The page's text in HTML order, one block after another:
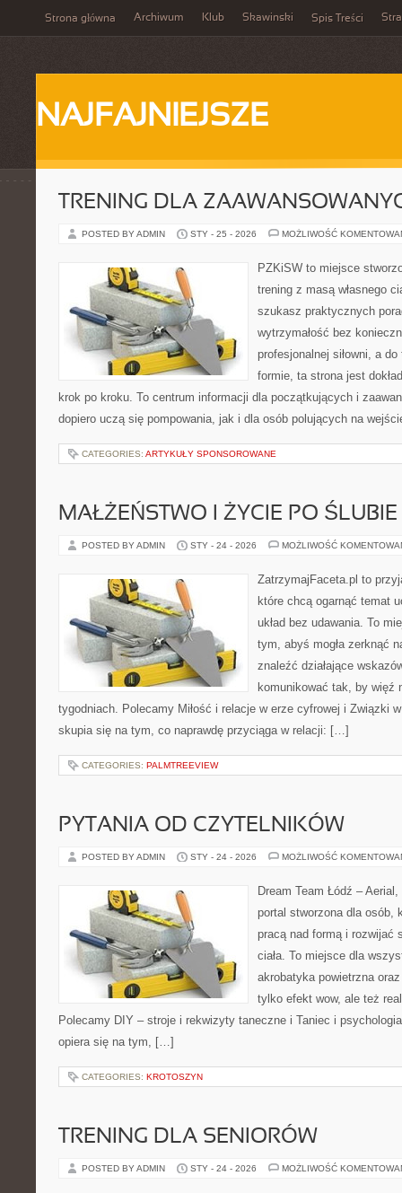
Strona główna Archiwum Klub Skawinski Spis Treści
NAJFAJNIEJSZE
TRENING DLA
POSTED BY ADMIN STY - 25 - 2026 MOŻLIWOŚĆ
PZKiSW to miejsce
trening z masą własnego
szukasz praktycznych
wytrzymałość bez
profesjonalnej siłowni, a
formie, ta strona jest
krok po kroku. To centrum informacji dla początkujących i
dopiero uczą się pompowania, jak i dla osób polujących na
CATEGORIES: ARTYKUŁY SPONSOROWANE
MAŁŻEŃSTWO I ŻYCIE PO ŚLUBIE
POSTED BY ADMIN STY - 24 - 2026 MOŻLIWOŚĆ
ZatrzymajFaceta.pl to
które chcą ogarnąć temat
układ bez udawania. To
tym, abyś mogła zerknąć
znaleźć działające
komunikować tak, by więź
tygodniach. Polecamy Miłość i relacje w erze cyfrowej i Związki
skupia się na tym, co naprawdę przyciąga w relacji: […]
CATEGORIES: PALMTREEVIEW
PYTANIA OD CZYTELNIKÓW
POSTED BY ADMIN STY - 24 - 2026 MOŻLIWOŚĆ
Dream Team Łódź –
portal stworzona dla osób,
pracą nad formą i rozwijać
ciała. To miejsce dla
akrobatyka powietrzna
tylko efekt wow, ale też
Polecamy DIY – stroje i rekwizyty taneczne i Taniec i
opiera się na tym, […]
CATEGORIES: KROTOSZYN
TRENING DLA SENIORÓW
POSTED BY ADMIN STY - 24 - 2026 MOŻLIWOŚĆ